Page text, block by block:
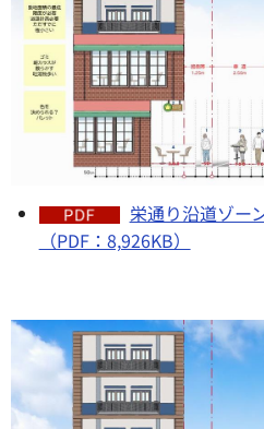
栄通り沿道ゾー
（PDF：8,926KB）